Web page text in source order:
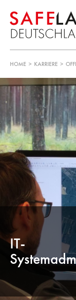
HOME > KARRIERE >
IT-